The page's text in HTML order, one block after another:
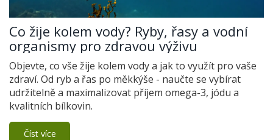
Co žije kolem vody? Ryby, řasy a vodní
organismy pro zdravou výživu
Objevte, co vše žije kolem vody a jak to využít pro vaše
zdraví. Od ryb a řas po měkkýše - naučte se vybírat
udržitelně a maximalizovat příjem omega-3, jódu a
kvalitních bílkovin.
Číst více